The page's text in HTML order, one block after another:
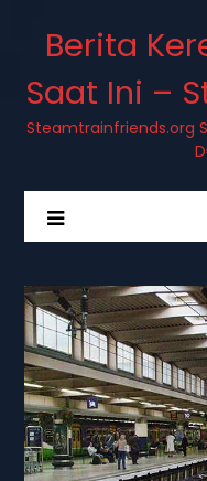
Berita
Saat Ini –
Steamtrainfriends.org